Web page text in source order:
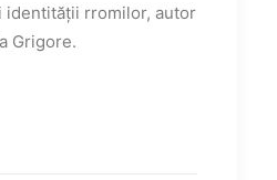
identității rromilor, autor
Grigore.